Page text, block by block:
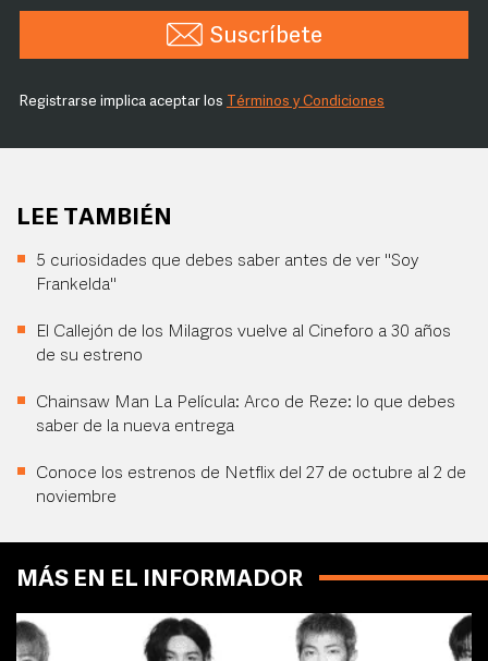
Suscríbete
Registrarse implica aceptar los Términos y Condiciones
LEE TAMBIÉN
5 curiosidades que debes saber antes de ver "Soy
Frankelda"
El Callejón de los Milagros vuelve al Cineforo a 30 años
de su estreno
Chainsaw Man La Película: Arco de Reze: lo que debes
saber de la nueva entrega
Conoce los estrenos de Netflix del 27 de octubre al 2 de
noviembre
MÁS EN EL INFORMADOR